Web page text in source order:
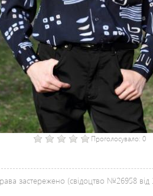
Проголосувало: 0
застережено (свідоцтво №26958 від